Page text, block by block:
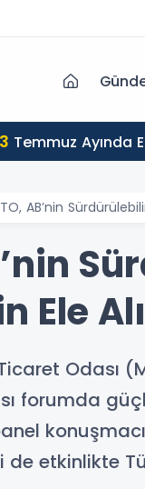
Temmuz Ayında
AB’nin
Ele
Odası
forumda
etkinlikte